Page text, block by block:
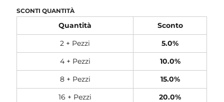
SCONTI QUANTITÀ
Quantità
Sconto
2 + Pezzi
5.0%
4 + Pezzi
10.0%
8 + Pezzi
15.0%
16 + Pezzi
20.0%